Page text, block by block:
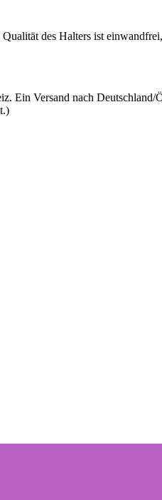
des Halters ist
Versand nach Deutschland/